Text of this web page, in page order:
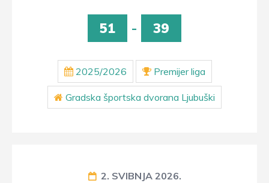
51 - 39
2025/2026 Premijer liga
Gradska športska dvorana Ljubuški
2. SVIBNJA 2026.